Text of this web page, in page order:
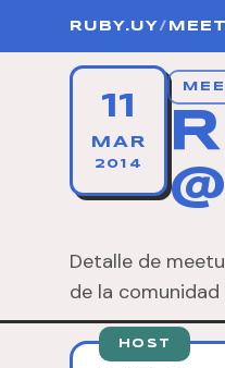
RUBY.UY/
11
MAR
2014
Detalle de
de la comunidad
HOST